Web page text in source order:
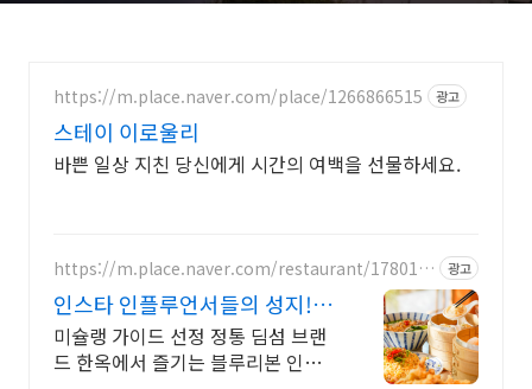
https://m.place.naver.com/place/1266866515 광고
스테이 이로울리
바쁜 일상 지친 당신에게 시간의 여백을 선물하세요.
https://m.place.naver.com/restaurant/178012
광고
인스타 인플루언서들의 성지!
한옥에서 즐기는 질좋은 만두
미슐랭 가이드 선정 정통 딤섬 브랜
드 한옥에서 즐기는 블루리본 인증